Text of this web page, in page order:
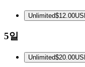
Unlimited$12.00
5일
Unlimited$20.00